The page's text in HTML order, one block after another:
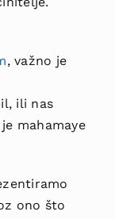
, važno je
ili nas
mahamaye
ono što